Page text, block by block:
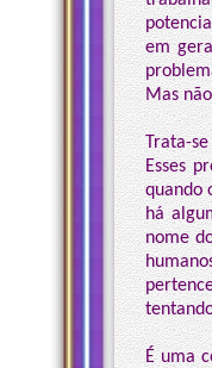
em
Mas
Trata-
Esses
quando
há
nome
É uma